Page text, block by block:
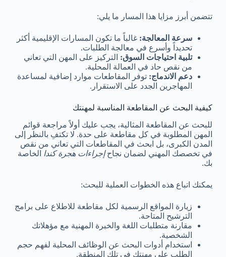
تتضمن أبرز مزايا هذا المسار ما يلي:
سرعة المعالجة: غالباً ما تكون المسارات الإقليمية أكثر
تحديداً وأسرع في معالجة الطلبات.
تلبية احتياجات السوق: التركيز على المهن التي تعاني
من نقص حاد في العمالة المحلية.
دعم الاندماج: توفر المقاطعات موارد إضافية لمساعدة
المهاجرين الجدد على الاستقرار.
كيفية البحث عن المقاطعة المناسبة لمهنتك
للبحث عن المقاطعة المثالية، يجب عليك أولاً مراجعة قوائم
المهن المطلوبة في كل مقاطعة على حدة. لا تكتفِ بالنظر إلى
المدن الكبرى، بل ابحث في المقاطعات التي تعاني من نقص
في تخصصك المهني لضمان نجاحإجراءات هجرة كندا
الخاصة
بك.
يمكنك اتباع هذه الخطوات العملية للبحث:
زيارة المواقع الرسمية لكل مقاطعة للاطلاع على برامج
الترشيح المتاحة.
مقارنة متطلبات اللغة والخبرة المهنية مع مؤهلاتك
الشخصية.
استخدام أدوات البحث عن الوظائف المحلية لفهم حجم
الطلب على مهنتك في تلك المنطقة.